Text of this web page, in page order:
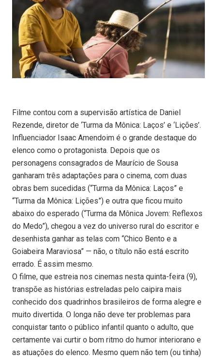
Filme contou com a supervisão artística de Daniel
Rezende, diretor de ‘Turma da Mônica: Laços’ e ‘Lições’.
Influenciador Isaac Amendoim é o grande destaque do
elenco como o protagonista. Depois que os
personagens consagrados de Maurício de Sousa
ganharam três adaptações para o cinema, com duas
obras bem sucedidas (“Turma da Mônica: Laços” e
“Turma da Mônica: Lições”) e outra que ficou muito
abaixo do esperado (“Turma da Mônica Jovem: Reflexos
do Medo”), chegou a vez do universo rural do escritor e
desenhista ganhar as telas com “Chico Bento e a
Goiabeira Maraviosa” — não, o título não está escrito
errado. É assim mesmo.
O filme, que estreia nos cinemas nesta quinta-feira (9),
transpõe as histórias estreladas pelo caipira mais
conhecido dos quadrinhos brasileiros de forma alegre e
muito divertida. O longa não deve ter problemas para
conquistar tanto o público infantil quanto o adulto, que
certamente vai curtir o bom ritmo do humor interiorano e
as atuações do elenco. Mesmo quem não tem (ou tinha)